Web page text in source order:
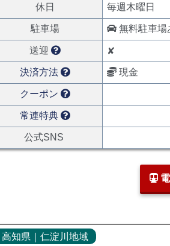
休日 毎週木曜日
駐車場 無料駐車場
送迎 ✘
決済方法 現金
クーポン
常連特典
公式SNS
高知県｜仁淀川地域